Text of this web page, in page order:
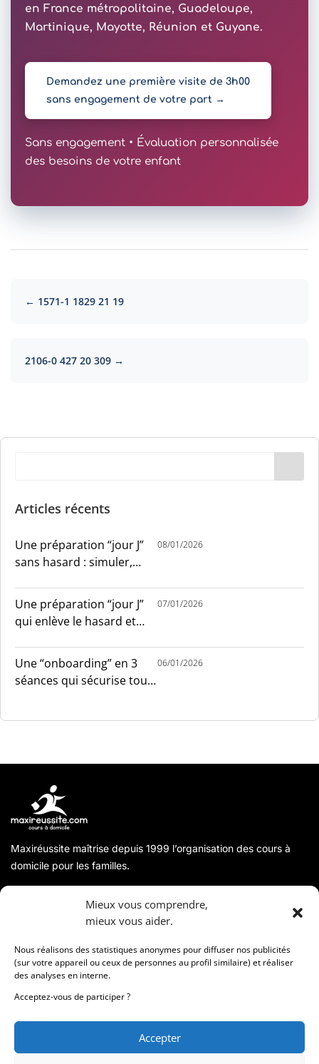
Mieux vous comprendre,
mieux vous aider.
Nous réalisons des statistiques anonymes pour diffuser nos publicités
(sur votre appareil ou ceux de personnes au profil similaire) et réaliser
des analyses en interne.
Acceptez-vous de participer ?
Accepter
en France métropolitaine, Guadeloupe,
Martinique, Mayotte, Réunion et Guyane.
Demandez une première visite de 3h00
sans engagement de votre part →
Sans engagement • Évaluation personnalisée
des besoins de votre enfant
← 1571-1 1829 21 19
2106-0 427 20 309 →
Articles récents
Une préparation “jour J”
sans hasard : simuler,
08/01/2026
Une préparation “jour J”
qui enlève le hasard et
07/01/2026
Une “onboarding” en 3
séances qui sécurise tout
06/01/2026
Maxiréussite maîtrise depuis 1999 l’organisation des cours à
domicile pour les familles.
Coordonnées